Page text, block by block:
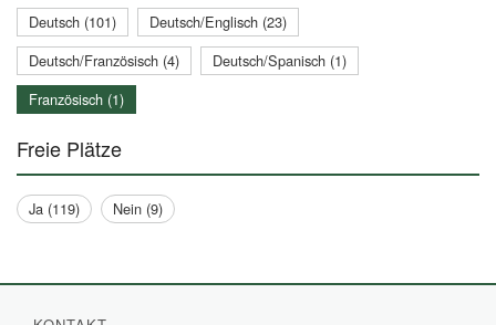
Deutsch (101)
Deutsch/Englisch (23)
Deutsch/Französisch (4)
Deutsch/Spanisch (1)
Französisch (1)
Freie Plätze
Ja (119) Nein (9)